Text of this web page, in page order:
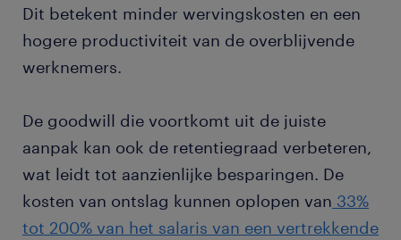
Dit betekent minder wervingskosten en een
hogere productiviteit van de overblijvende
werknemers.
De goodwill die voortkomt uit de juiste
aanpak kan ook de retentiegraad verbeteren,
wat leidt tot aanzienlijke besparingen. De
kosten van ontslag kunnen oplopen van 33%
tot 200% van het salaris van een vertrekkende